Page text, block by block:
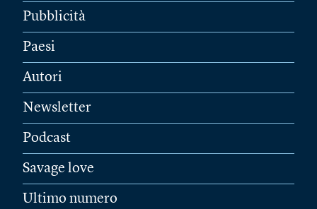
Pubblicità
Paesi
Autori
Newsletter
Podcast
Savage love
Ultimo numero